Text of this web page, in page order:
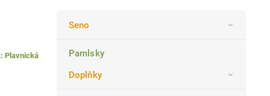
Seno
Pamlsky
Doplňky
Plavnická